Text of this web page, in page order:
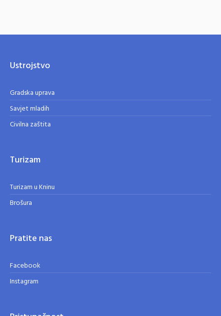
Ustrojstvo
Gradska uprava
Savjet mladih
Civilna zaštita
Turizam
Turizam u Kninu
Brošura
Pratite nas
Facebook
Instagram